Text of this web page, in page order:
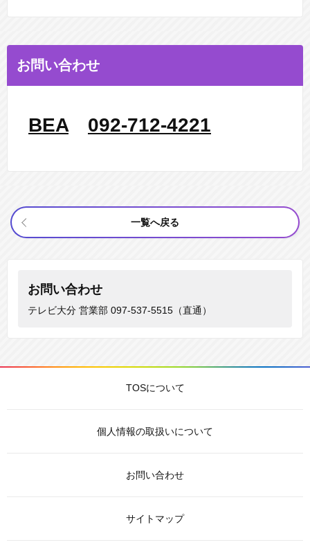
お問い合わせ
BEA 092-712-4221
一覧へ戻る
お問い合わせ
テレビ大分 営業部 097-537-5515（直通）
TOSについて
個人情報の取扱いについて
お問い合わせ
サイトマップ